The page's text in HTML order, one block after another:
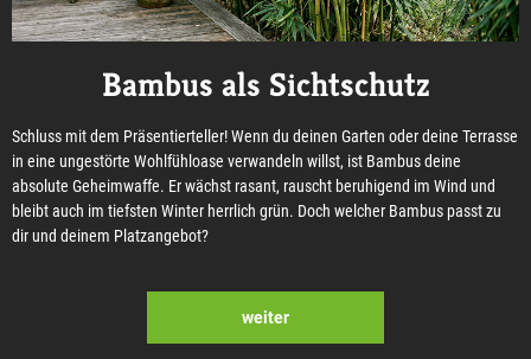
Bambus als Sichtschutz
Schluss mit dem Präsentierteller! Wenn du deinen Garten oder deine Terrasse
in eine ungestörte Wohlfühloase verwandeln willst, ist Bambus deine
absolute Geheimwaffe. Er wächst rasant, rauscht beruhigend im Wind und
bleibt auch im tiefsten Winter herrlich grün. Doch welcher Bambus passt zu
dir und deinem Platzangebot?
weiter